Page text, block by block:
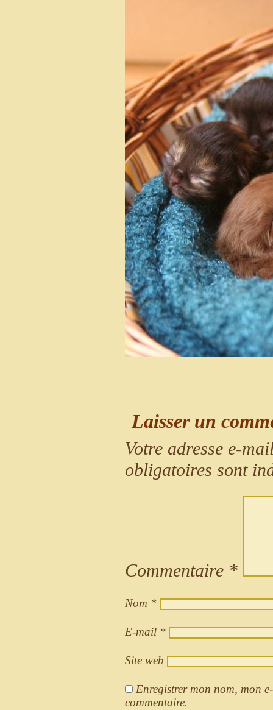
Laisser un
Votre adresse e-
obligatoires sont
Commentaire *
Nom *
E-mail *
Site web
Enregistrer mon nom, mon
commentaire.